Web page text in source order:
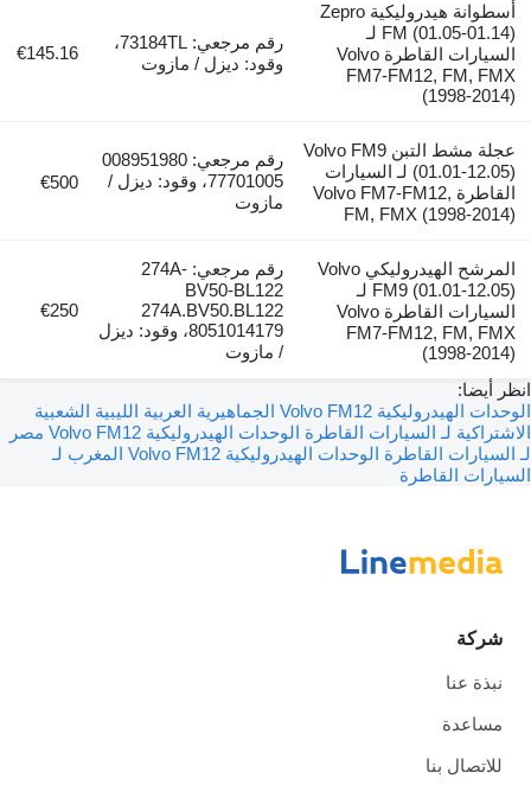
أسطوانة هيدروليكية Zepro
FM (01.05-01.14) لـ
السيارات القاطرة Volvo
FM7-FM12, FM,
(1998-
رقم مرجعي: 73184TL،
وقود: ديزل / مازوت
€145.16
عجلة مشط التبن Volvo FM9
(01.01-12.05) لـ السيارات
القاطرة Volvo FM7-FM12,
FM, FMX (1998-
رقم مرجعي: 008951980
77701005، وقود: ديزل /
مازوت
€500
المرشح الهيدروليكي Volvo
FM9 (01.01-12.05) لـ
السيارات القاطرة Volvo
FM7-FM12, FM,
(1998-
رقم مرجعي: 274A-
BV50-BL122
274A.BV50.BL122
8051014179، وقود: ديزل
/ مازوت
الوحدات الهيدروليكية Volvo FM12 الجماهيرية العربية الليبية الشعبية
لـ السيارات القاطرة
الوحدات الهيدروليكية Volvo FM12 مصر
القاطرة
الوحدات الهيدروليكية Volvo FM12 المغرب لـ
القاطرة
عنا
بنا